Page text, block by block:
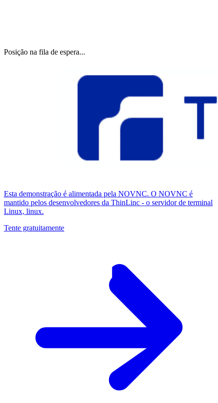
Posição na fila de espera...
Esta demonstração é alimentada pela NOVNC. O NOVNC é
mantido pelos desenvolvedores da ThinLinc - o servidor de terminal
Linux, linux.
Tente gratuitamente